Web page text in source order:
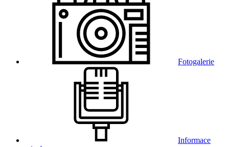
Fotogalerie
Informace